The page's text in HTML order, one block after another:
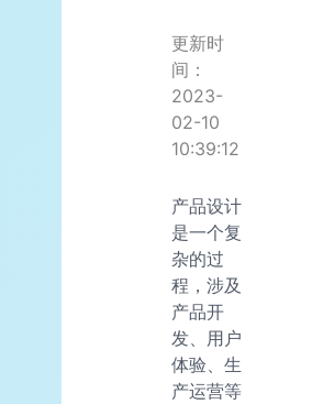
更新时
间：
2023-
02-10
10:39:12
产品设计
是一个复
杂的过
程，涉及
产品开
发、用户
体验、生
产运营等